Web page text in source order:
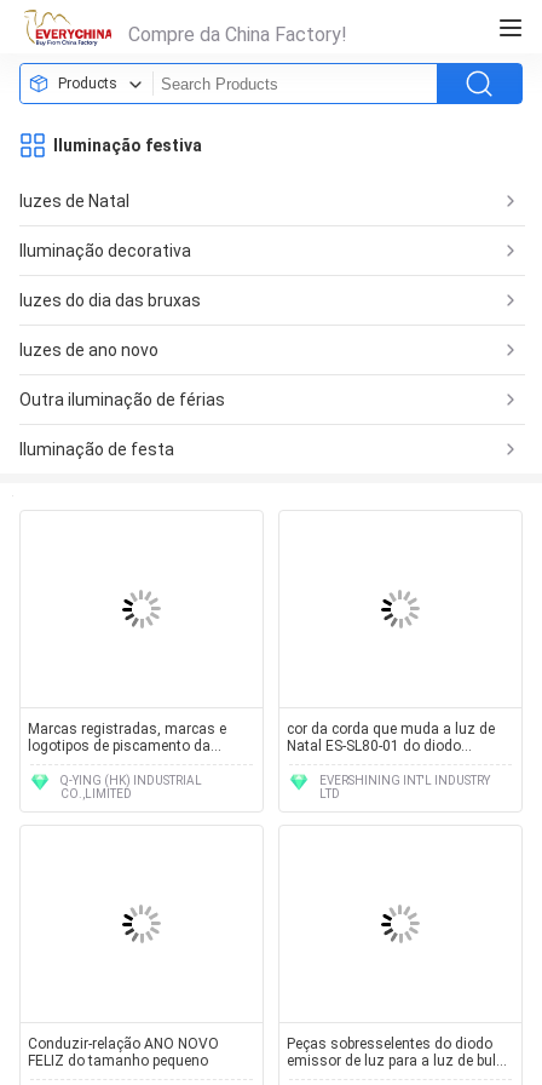
Compre da China Factory!
Products
Iluminação festiva
luzes de Natal
Iluminação decorativa
luzes do dia das bruxas
luzes de ano novo
Outra iluminação de férias
Iluminação de festa
Marcas registradas, marcas e
logotipos de piscamento da
mostra da colar do diodo emissor
de luz da forma do retângulo
vários
Q-YING (HK) INDUSTRIAL
CO.,LIMITED
cor da corda que muda a luz de
Natal ES-SL80-01 do diodo
emissor de luz
EVERSHINING INT'L INDUSTRY
LTD
Conduzir-relação ANO NOVO
FELIZ do tamanho pequeno
Peças sobresselentes do diodo
emissor de luz para a luz de bulbo
do diodo emissor de luz e a